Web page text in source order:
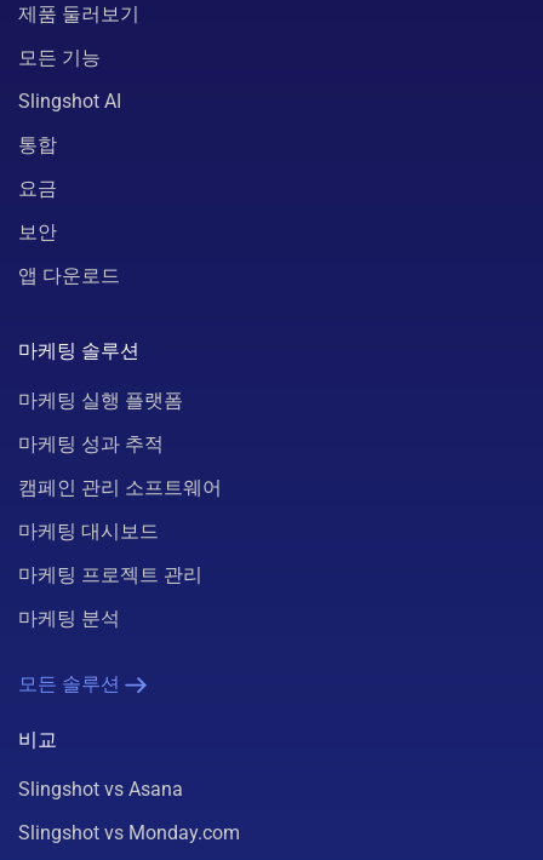
제품 둘러보기
모든 기능
Slingshot AI
통합
요금
보안
앱 다운로드
마케팅 솔루션
마케팅 실행 플랫폼
마케팅 성과 추적
캠페인 관리 소프트웨어
마케팅 대시보드
마케팅 프로젝트 관리
마케팅 분석
모든 솔루션
비교
Slingshot vs Asana
Slingshot vs Monday.com